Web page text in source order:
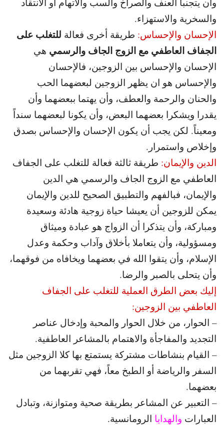
والسخرية والاستهزاء.
الإحسان والإحساس: طريقة أخرى فعالة للتغلب على
الجفاف العاطفي مع الزوج الجاف والرسمي هي
الإحسان والإحساس بين الزوجين، فالإحسان
والإحساس هو ان يظهر الزوجين لبعضهما الحب
والحنان والرحمة والعطف، وأن يهتما ببعضهما وأن
يقدرا ويشكرا بعضهما البعض، وأن يكونا لبعضهما سنداً
ومعيناً. لكن يجب أن يكون الإحسان والإحساس بصدق
وإخلاص واستمرار.
الدين والإيمان: طريقة ثالثة فعالة للتغلب على الجفاف
العاطفي مع الزوج الجاف والرسمي هي الدين
والإيمان، فبالفهم والتطبيق الصحيح للدين والإيمان
يمكن للزوجين أن يعيشا حياة زوجية هادئة وسعيدة
ومباركة، وأن يتذكرا أن الزواج هو عبادة وميثاق
ومسؤولية، وأن يتعاملا بأخلاق وآداب وحكمة وعدل
الإسلام، وأن يتقوا الله في بعضهما ويخافاه من فوقهما،
وأن يتحلى بالصبر والرضا.
إليك بعض الطرق العملية للتغلب على الجفاف
العاطفي بين الزوجين:
– الحوار، من خلال الحوار والمحبة وإدخال عناصر
التجديد والمفاجأة والاهتمام بالمشاعر العاطفية.
– القيام بنشاطات مشتركة يستمتع بها كلا الزوجين مثل
السفر والرياضة أو الطبخ معاً، فهي تقربهما من
بعضهما.
– التعبير عن المشاعر بطريقة صحية ومتوازنة، وتبادل
العبارات والهدايا الرومانسية.